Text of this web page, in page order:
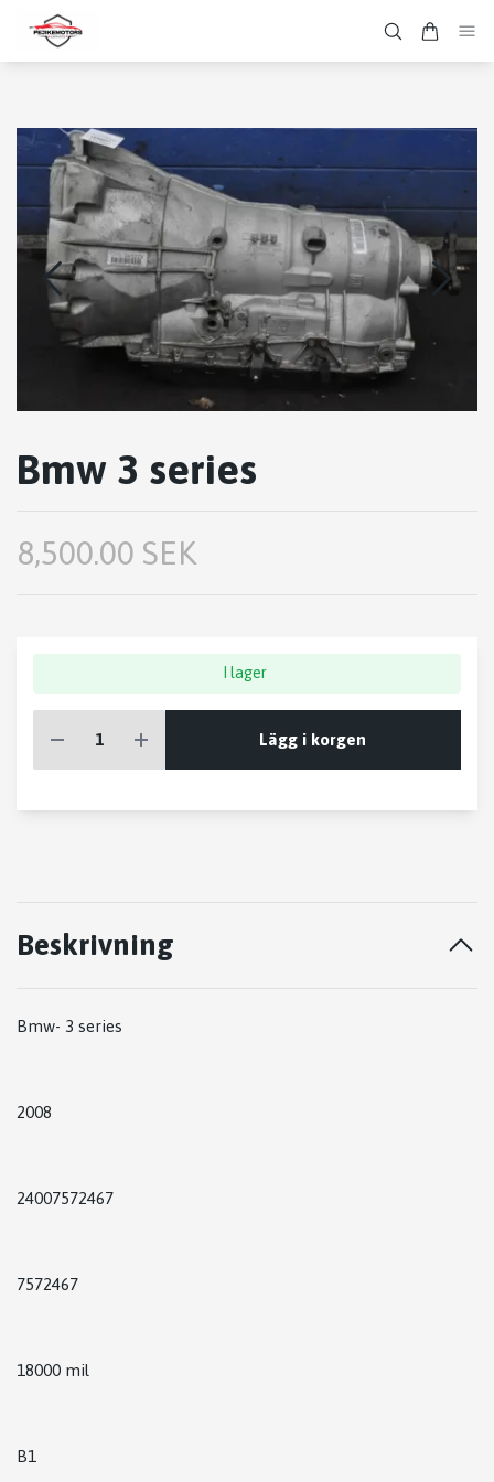
Bmw 3 series
8,500.00 SEK
I lager
Lägg i korgen
Beskrivning
Bmw- 3 series
2008
24007572467
7572467
18000 mil
B1